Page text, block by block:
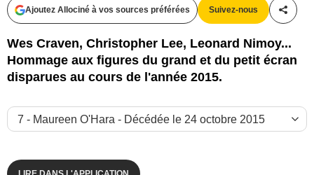
Ajoutez Allociné à vos sources préférées Suivez-nous
Wes Craven, Christopher Lee, Leonard Nimoy...
Hommage aux figures du grand et du petit écran
disparues au cours de l'année 2015.